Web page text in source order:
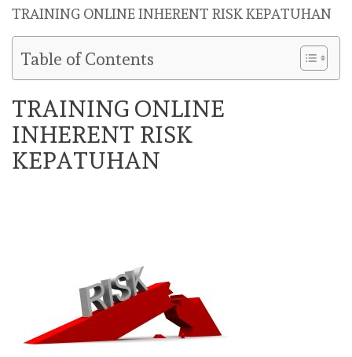
TRAINING ONLINE INHERENT RISK KEPATUHAN
Table of Contents
TRAINING ONLINE
INHERENT RISK
KEPATUHAN